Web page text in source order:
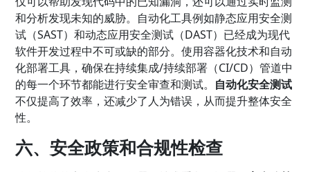
和分析发现未知的威胁。自动化工具例如静态应用安全测
试（SAST）和动态应用安全测试（DAST）已经成为现代
软件开发过程中不可或缺的部分。使用容器化技术和自动
化部署工具，确保在持续集成/持续部署（CI/CD）管道中
的每一个环节都能进行安全审查和测试。 自动化安全测试
不仅提高了效率，还减少了人为错误，从而提升整体安全
性。
六、安全政策和合规性检查